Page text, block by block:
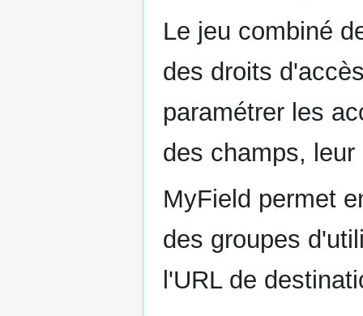
Le jeu combiné
des droits
paramétrer les
des champs,
MyField permet
des groupes
l'URL de